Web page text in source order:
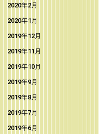
2020年2月
2020年1月
2019年12月
2019年11月
2019年10月
2019年9月
2019年8月
2019年7月
2019年6月